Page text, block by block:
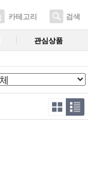
카테고리 검색
관심상품